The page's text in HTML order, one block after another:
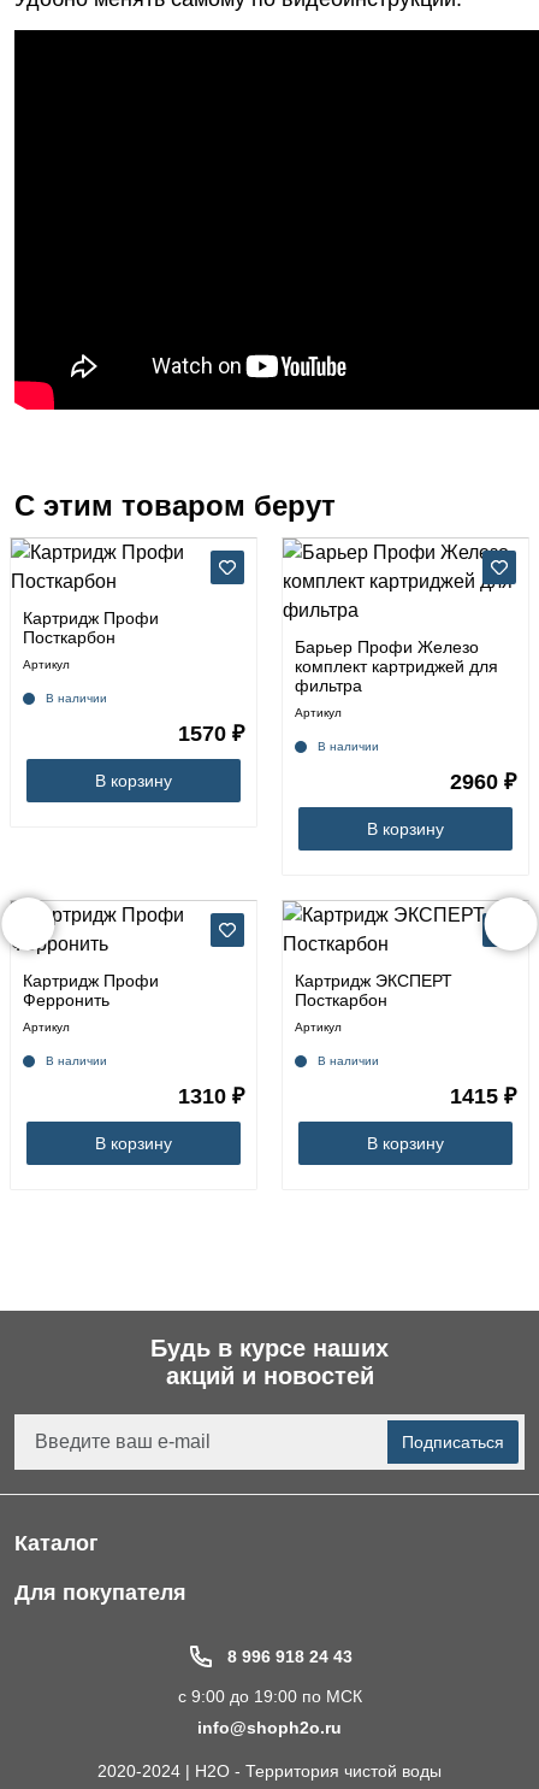
С этим товаром берут
Картридж Профи
Посткарбон
Артикул
В наличии
1570 ₽
В корзину
Барьер Профи Железо
комплект картриджей для
фильтра
Артикул
В наличии
2960 ₽
В корзину
Картридж Профи
Ферронить
Артикул
В наличии
1310 ₽
В корзину
Картридж ЭКСПЕРТ
Посткарбон
Артикул
В наличии
1415 ₽
В корзину
Будь в курсе наших
акций и новостей
Подписаться
Каталог
Фильтры для питьевой воды
Электрические Обогреватели
Для покупателя
8 996 918 24 43
с 9:00 до 19:00 по МСК
info@shoph2o.ru
2020-2024 | H2O - Территория чистой воды